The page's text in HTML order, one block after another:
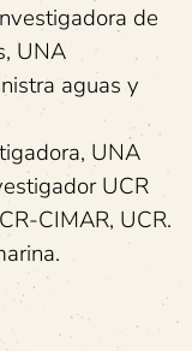
de
UNA
aguas y
UNA
UCR
CIMAR, UCR.